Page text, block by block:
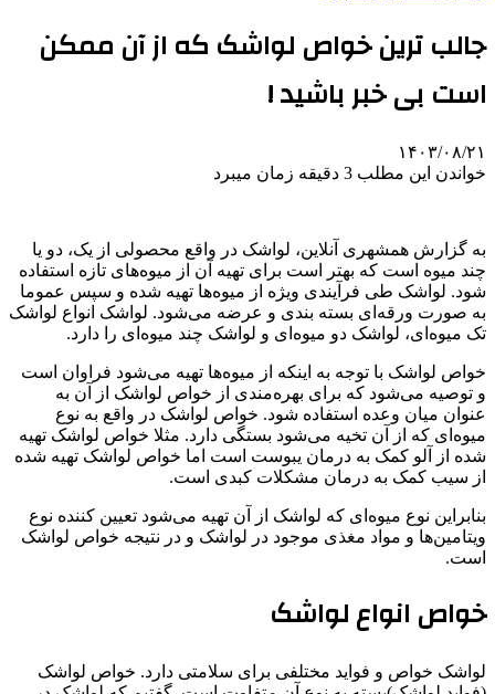
جالب ترین خواص لواشک که از آن ممکن
است بی خبر باشید !
۱۴۰۳/۰۸/۲۱
خواندن این مطلب 3 دقیقه زمان میبرد
به گزارش همشهری آنلاین، لواشک در واقع محصولی از یک، دو یا
چند میوه است که بهتر است برای تهیه آن از میوه‌های تازه استفاده
شود. لواشک طی فرآیندی ویژه از میوه‌ها تهیه شده و سپس عموما
به صورت ورقه‌ای بسته بندی و عرضه می‌شود. لواشک انواع لواشک
تک میوه‌ای، لواشک دو میوه‌ای و لواشک چند میوه‌ای را دارد.
خواص لواشک با توجه به اینکه از میوه‌ها تهیه می‌شود فراوان است
و توصیه می‌شود که برای بهره‌مندی از خواص لواشک از آن به
عنوان میان وعده استفاده شود. خواص لواشک در واقع به نوع
میوه‌ای که از آن تخیه می‌شود بستگی دارد. مثلا خواص لواشک تهیه
شده از آلو کمک به درمان یبوست است اما خواص لواشک تهیه شده
از سیب کمک به درمان مشکلات کبدی است.
بنابراین نوع میوه‌ای که لواشک از آن تهیه می‌شود تعیین کننده نوع
ویتامین‌ها و مواد مغذی موجود در لواشک و در نتیجه خواص لواشک
است.
خواص انواع لواشک
لواشک خواص و فواید مختلفی برای سلامتی دارد. خواص لواشک